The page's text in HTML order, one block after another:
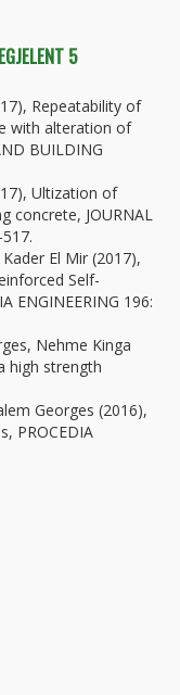
5
Repeatability of
with alteration of
BUILDING
Ultization of
concrete, JOURNAL
El Mir (2017),
Self-
ENGINEERING 196:
Nehme Kinga
high strength
Georges (2016),
PROCEDIA